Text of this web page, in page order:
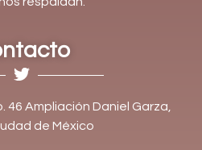
46 Ampliación Daniel Garza,
de México